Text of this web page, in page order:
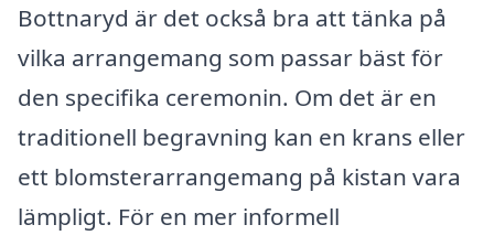
Bottnaryd är det också bra att tänka på
vilka arrangemang som passar bäst för
den specifika ceremonin. Om det är en
traditionell begravning kan en krans eller
ett blomsterarrangemang på kistan vara
lämpligt. För en mer informell